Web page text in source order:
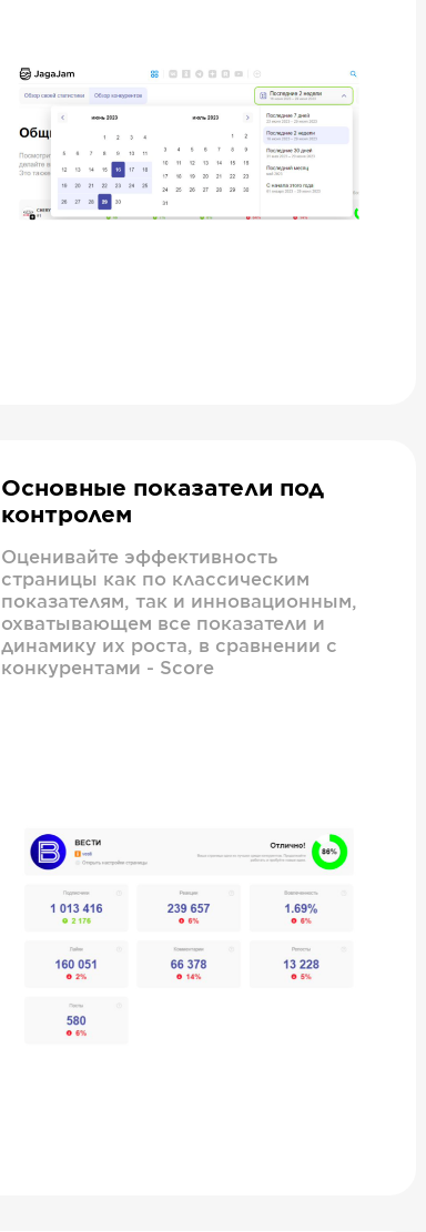
Основные показатели под
контролем
Оценивайте эффективность
страницы как по классическим
показателям, так и инновационным,
охватывающем все показатели и
динамику их роста, в сравнении с
конкурентами - Score